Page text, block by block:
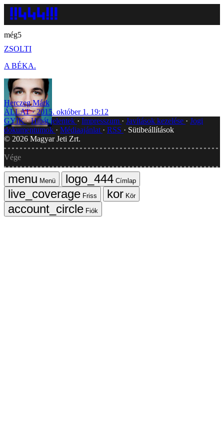
még5
ZSOLTI
A BÉKA.
Herczeg Márk
ÁLLAT
2015. október 1. 19:12
GYIK Hibát jelentek Impresszum Javítások kezelése
Jogi
dokumentumok
Médiaajánlat RSS
Sütibeállítások
© 2026 Magyar Jeti Zrt.
Vége
Menü
Címlap
Friss
Kör
Fiók